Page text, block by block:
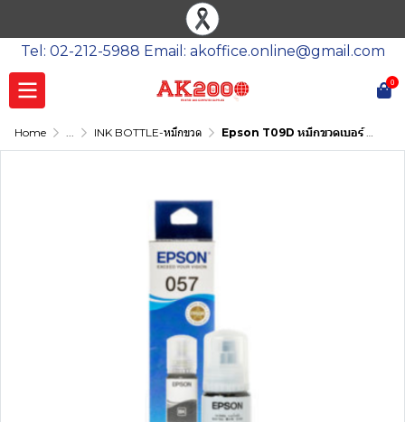
Tel: 02-212-5988 Email: akoffice.online@gmail.com
0
Home ... INK BOTTLE-หมึกขวด Epson T09D หมึกขวดเบอร์ 057